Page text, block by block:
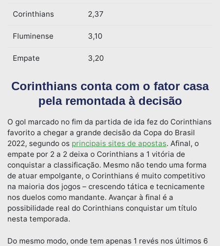
Corinthians 2,37
Fluminense 3,10
Empate 3,20
Corinthians conta com o fator casa
pela remontada à decisão
O gol marcado no fim da partida de ida fez do Corinthians
favorito a chegar a grande decisão da Copa do Brasil
2022, segundo os principais sites de apostas. Afinal, o
empate por 2 a 2 deixa o Corinthians a 1 vitória de
conquistar a classificação. Mesmo não tendo uma forma
de atuar empolgante, o Corinthians é muito competitivo
na maioria dos jogos – crescendo tática e tecnicamente
nos duelos como mandante. Avançar à final é a
possibilidade real do Corinthians conquistar um título
nesta temporada.
Do mesmo modo, onde tem apenas 1 revés nos últimos 6